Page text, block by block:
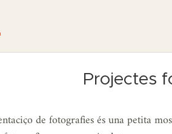
Projectes
de fotografies és una petita